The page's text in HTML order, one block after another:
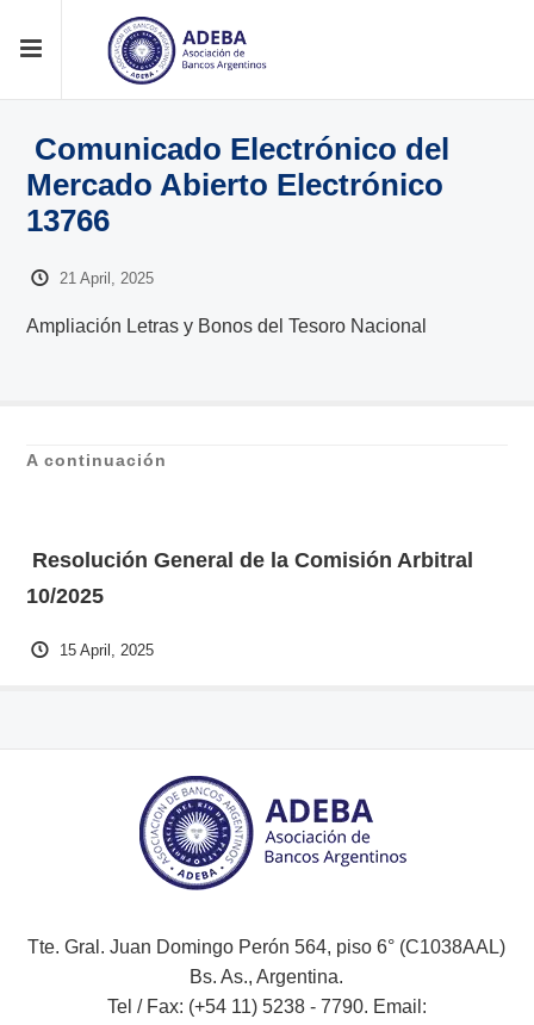
Comunicado Electrónico del
Mercado Abierto Electrónico
13766
21 April, 2025
Ampliación Letras y Bonos del Tesoro Nacional
A continuación
Resolución General de la Comisión Arbitral
10/2025
15 April, 2025
Tte. Gral. Juan Domingo Perón 564, piso 6° (C1038AAL)
Bs. As., Argentina.
Tel / Fax: (+54 11) 5238 - 7790. Email: